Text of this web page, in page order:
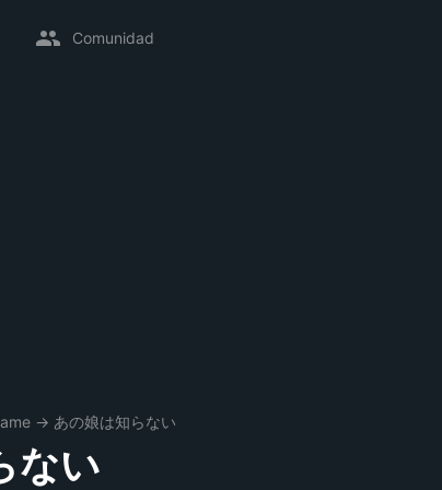
Comunidad
→ あの娘は知らない
ない